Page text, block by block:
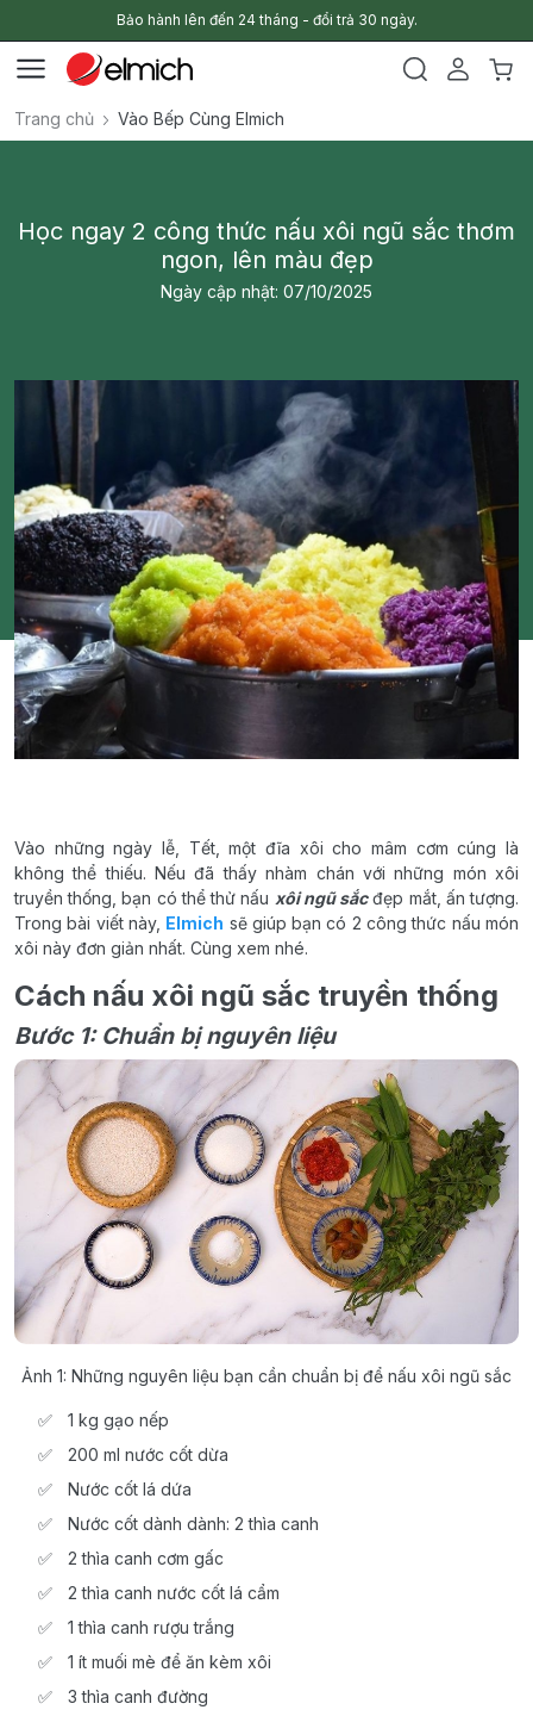
Bảo hành lên đến 24 tháng - đổi trả 30 ngày.
Trang chủ Vào Bếp Cùng Elmich
Học ngay 2 công thức nấu xôi ngũ sắc thơm
ngon, lên màu đẹp
Ngày cập nhật: 07/10/2025
Vào những ngày lễ, Tết, một đĩa xôi cho mâm cơm cúng là
không thể thiếu. Nếu đã thấy nhàm chán với những món xôi
truyền thống, bạn có thể thử nấu xôi ngũ sắcđẹp mắt, ấn tượng.
Trong bài viết này, Elmich sẽ giúp bạn có 2 công thức nấu món
xôi này đơn giản nhất. Cùng xem nhé.
Cách nấu xôi ngũ sắc truyền thống
Bước 1: Chuẩn bị nguyên liệu
Ảnh 1: Những nguyên liệu bạn cần chuẩn bị để nấu xôi ngũ sắc
1 kg gạo nếp
200 ml nước cốt dừa
Nước cốt lá dứa
Nước cốt dành dành: 2 thìa canh
2 thìa canh cơm gấc
2 thìa canh nước cốt lá cẩm
1 thìa canh rượu trắng
1 ít muối mè để ăn kèm xôi
3 thìa canh đường